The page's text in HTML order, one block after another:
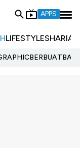
APPS
LIFESTYLESHARIA